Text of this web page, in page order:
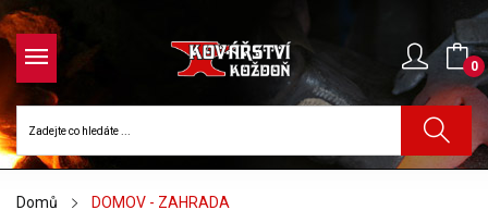
0
Domů DOMOV - ZAHRADA